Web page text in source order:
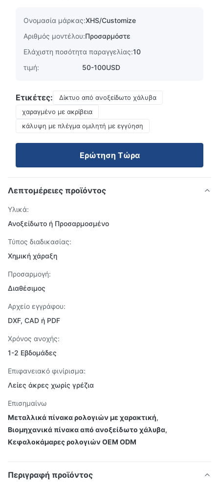
Ονομασία μάρκας:XHS/Customize
Αριθμός μοντέλου:Προσαρμόστε
Ελάχιστη ποσότητα παραγγελίας:10
τιμή:
50-100USD
Ετικέτες:
Δίκτυο από ανοξείδωτο χάλυβα
χαραγμένο με ακρίβεια
κάλυψη με πλέγμα ομιλητή με εγγύηση
Ερώτηση Τώρα
Λεπτομέρειες προϊόντος
Υλικά:
Ανοξείδωτο ή Προσαρμοσμένο
Τύπος διαδικασίας:
Χημική χάραξη
Προσαρμογή:
Διαθέσιμος
Αρχείο εγγράφου:
DXF, CAD ή PDF
Χρόνος ανοχής:
1-2 Εβδομάδες
Επιφανειακό φινίρισμα:
Λείες άκρες χωρίς γρέζια
Επισημαίνω
Μεταλλικά πίνακα ρολογιών με χαρακτική,
Βιομηχανικά πίνακα από ανοξείδωτο χάλυβα,
Κεφαλοκάμαρες ρολογιών OEM ODM
Περιγραφή προϊόντος